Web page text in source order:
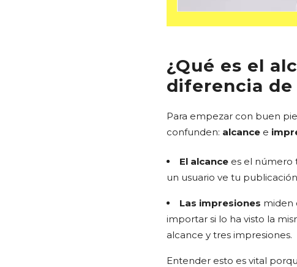
¿Qué es el
diferencia de
Para empezar con buen
confunden: alcance e
El alcance es el número
un usuario ve tu
Las impresiones miden
importar si lo ha visto la
alcance y tres impresiones.
Entender esto es vital